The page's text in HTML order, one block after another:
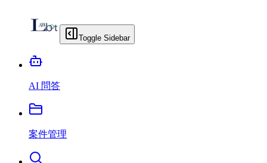
Toggle Sidebar
AI 問答
案件管理